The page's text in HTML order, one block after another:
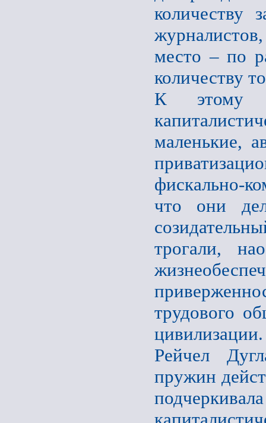
количеству
место – по
количеству
К этому
маленькие,
фискально-
что они
трогали,
трудового
цивилизации.
Рейчел
пружин